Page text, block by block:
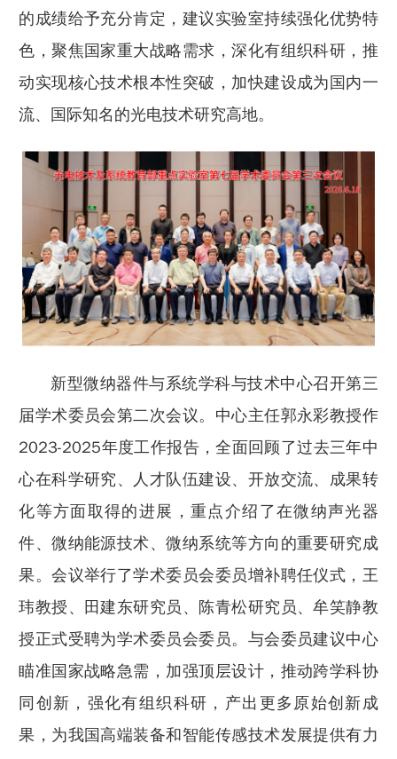
的成绩给予充分肯定，建议实验室持续强化优势特
色，聚焦国家重大战略需求，深化有组织科研，推
动实现核心技术根本性突破，加快建设成为国内一
流、国际知名的光电技术研究高地。
新型微纳器件与系统学科与技术中心召开第三
届学术委员会第二次会议。中心主任郭永彩教授作
2023-2025年度工作报告，全面回顾了过去三年中
心在科学研究、人才队伍建设、开放交流、成果转
化等方面取得的进展，重点介绍了在微纳声光器
件、微纳能源技术、微纳系统等方向的重要研究成
果。会议举行了学术委员会委员增补聘任仪式，王
玮教授、田建东研究员、陈青松研究员、牟笑静教
授正式受聘为学术委员会委员。与会委员建议中心
瞄准国家战略急需，加强顶层设计，推动跨学科协
同创新，强化有组织科研，产出更多原始创新成
果，为我国高端装备和智能传感技术发展提供有力